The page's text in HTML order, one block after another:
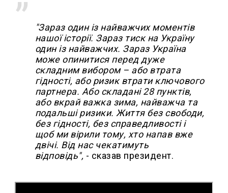
"Зараз один із найважчих моментів
нашої історії. Зараз тиск на Україну
один із найважчих. Зараз Україна
може опинитися перед дуже
складним вибором – або втрата
гідності, або ризик втрати ключового
партнера. Або складані 28 пунктів,
або вкрай важка зима, найважча та
подальші ризики. Життя без свободи,
без гідності, без справедливості і
щоб ми вірили тому, хто напав вже
двічі. Від нас чекатимуть
відповідь", - сказав президент.